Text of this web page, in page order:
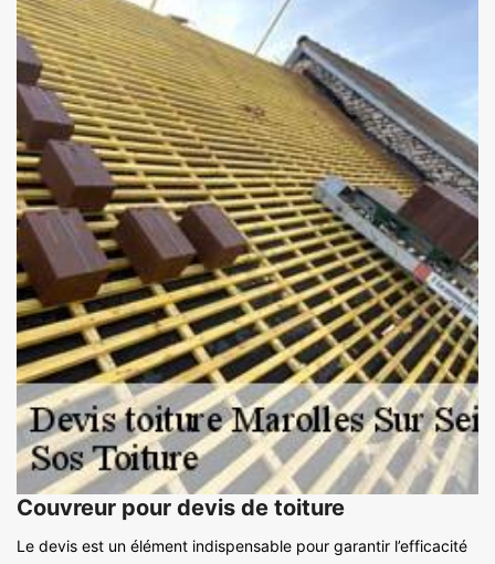
Couvreur pour devis de toiture
Le devis est un élément indispensable pour garantir l’efficacité